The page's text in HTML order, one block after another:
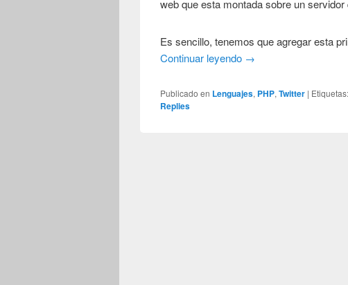
web que esta montada sobre un servidor
Es sencillo, tenemos que agregar esta
Continuar leyendo →
Publicado en Lenguajes, PHP,Twitter | Etiquetas:
Replies